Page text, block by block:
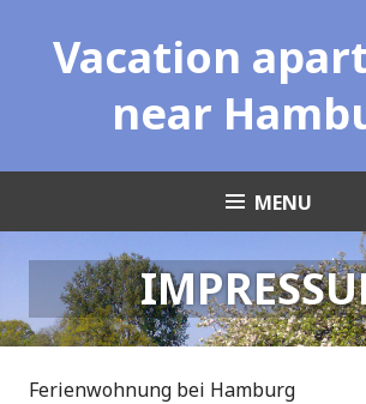
contentVacation
near
MENU
Ferienwohnung bei Hamburg